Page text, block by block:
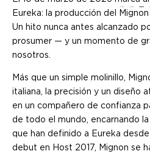
Eureka: la producción del Mignon
Un hito nunca antes alcanzado
prosumer — y un momento de
nosotros.
Más que un simple molinillo,
italiana, la precisión y un diseño
en un compañero de confianza
de todo el mundo, encarnando
que han definido a Eureka
debut en Host 2017, Mignon se